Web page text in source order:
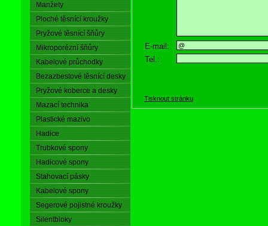
Manžety
Ploché těsnící kroužky
Pryžové těsnící šňůry
Mikroporézní šňůry
Kabelové průchodky
Bezazbestové těsnící desky
Pryžové koberce a desky
Mazací technika
Plastické mazivo
Hadice
Trubkové spony
Hadicové spony
Stahovací pásky
Kabelové spony
Segerové pojistné kroužky
Silentbloky
E-mail:
Tel.:
Tisknout stránku